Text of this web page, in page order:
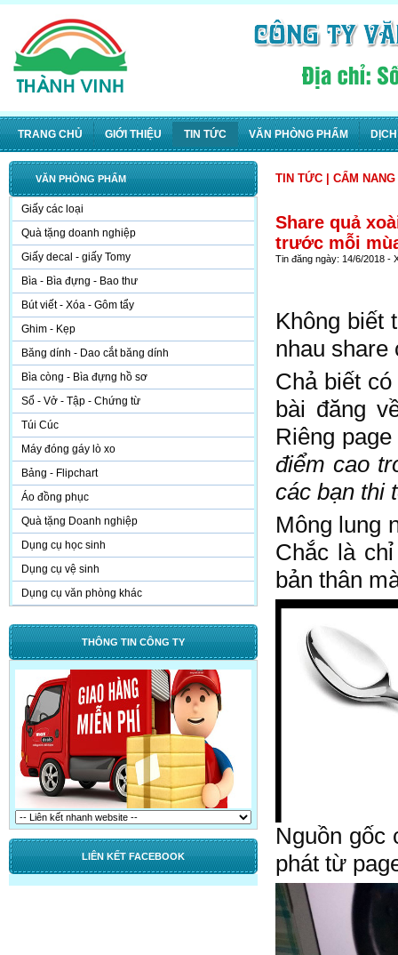
TRANG CHỦ GIỚI THIỆU TIN TỨC VĂN PHÒNG PHẨM
VĂN PHÒNG PHẨM
Giấy các loại
Quà tặng doanh nghiệp
Giấy decal - giấy Tomy
Bìa - Bìa đựng - Bao thư
Bút viết - Xóa - Gôm tẩy
Ghim - Kẹp
Băng dính - Dao cắt băng dính
Bìa còng - Bìa đựng hồ sơ
Sổ - Vở - Tập - Chứng từ
Túi Cúc
Máy đóng gáy lò xo
Bảng - Flipchart
Áo đồng phục
Quà tặng Doanh nghiệp
Dụng cụ học sinh
Dụng cụ vệ sinh
Dụng cụ văn phòng khác
THÔNG TIN CÔNG TY
LIÊN KẾT FACEBOOK
TIN TỨC CẨM
Share quả
trước mỗi
Tin đăng ngày: 14/6/2018 -
Không biết
nhau share
Chả biết
bài đăng
Riêng
điểm cao
các bạn thi
Mông lung
Chắc là
bản thân
Nguồn gốc
phát từ